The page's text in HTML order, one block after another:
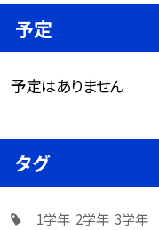
予定
予定はありません
タグ
1学年 2学年 3学年